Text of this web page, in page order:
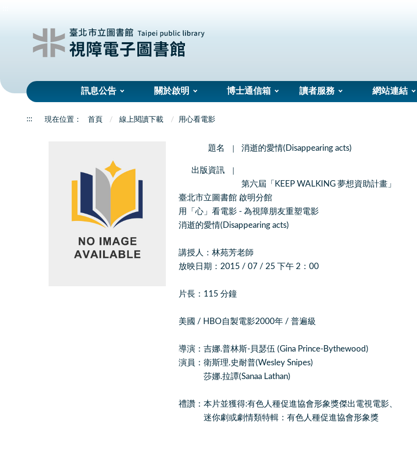
訊息公告 關於啟明 博士通信箱 讀者服務 網站連結
::: 首頁 線上閱讀下載 用心看電影
題名 消逝的愛情(Disappearing acts)
出版資訊
第六屆「KEEP WALKING 夢想資助計畫」
臺北市立圖書館 啟明分館
用「心」看電影 - 為視障朋友重塑電影
消逝的愛情(Disappearing acts)
講授人：林苑芳老師
放映日期：2015 / 07 / 25 下午 2：00
片長：115 分鐘
美國 / HBO自製電影2000年 / 普遍級
導演：吉娜.普林斯-貝瑟伍 (Gina Prince-Bythewood)
演員：衛斯理.史耐普(Wesley Snipes)
莎娜.拉譚(Sanaa Lathan)
禮讚：本片並獲得:有色人種促進協會形象獎傑出電視電影、
迷你劇或劇情類特輯：有色人種促進協會形象獎